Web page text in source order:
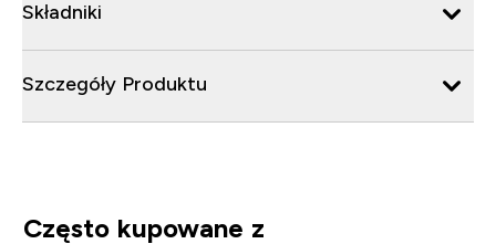
Składniki
Szczegóły Produktu
Często kupowane z